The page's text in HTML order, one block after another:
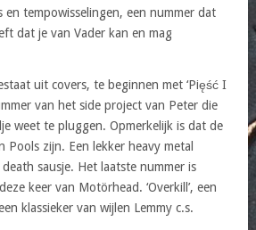
en tempowisselingen, een nummer dat
dat je van Vader kan en mag
uit covers, te beginnen met ‘Pięść I
van het side project van Peter die
weet te pluggen. Opmerkelijk is dat de
Pools zijn. Een lekker heavy metal
sausje. Het laatste nummer is
keer van Motörhead. ‘Overkill’, een
klassieker van wijlen Lemmy c.s.